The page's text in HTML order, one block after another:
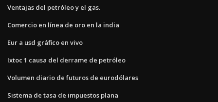
Ventajas del petróleo y el gas.
Comercio en línea de oro en la india
Eur a usd gráfico en vivo
Ixtoc 1 causa del derrame de petróleo
Volumen diario de futuros de eurodólares
Sistema de tasa de impuestos plana